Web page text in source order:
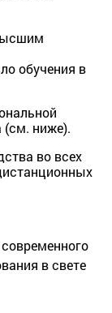
обучения в
(см. ниже).
во всех
в свете